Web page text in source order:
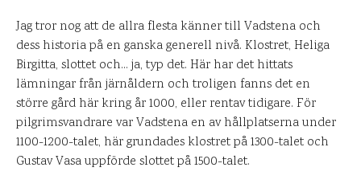
Jag tror nog att de allra flesta känner till Vadstena och
dess historia på en ganska generell nivå. Klostret, Heliga
Birgitta, slottet och… ja, typ det. Här har det hittats
lämningar från järnåldern och troligen fanns det en
större gård här kring år 1000, eller rentav tidigare. För
pilgrimsvandrare var Vadstena en av hållplatserna under
1100-1200-talet, här grundades klostret på 1300-talet och
Gustav Vasa uppförde slottet på 1500-talet.